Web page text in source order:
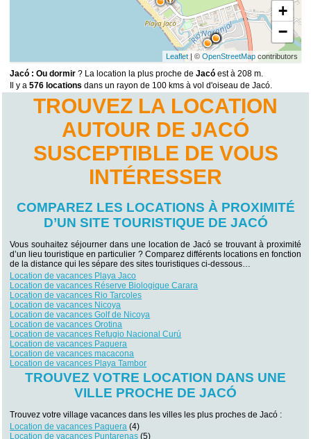
+
−
Leaflet| © OpenStreetMapcontributors
Jacó : Ou dormir ? La location la plus proche deJacó est à 208 m.
Il y a576 locations dans un rayon de 100 kms à vol d'oiseau de Jacó.
TROUVEZ LA LOCATION
AUTOUR DE JACÓ
SUSCEPTIBLE DE VOUS
INTÉRESSER
COMPAREZ LES LOCATIONS À PROXIMITÉ
D’UN SITE TOURISTIQUE DE JACÓ
Vous souhaitez séjourner dans une location de Jacó se trouvant à proximité
d’un lieu touristique en particulier ? Comparez différents locations en fonction
de la distance qui les sépare des sites touristiques ci-dessous…
Location de vacances Playa Jaco
Location de vacances Réserve Biologique Carara
Location de vacances Rio Tarcoles
Location de vacances Nicoya
Location de vacances Golf de Nicoya
Location de vacances Orotina
Location de vacances Refugio Nacional Curú
Location de vacances Paquera
Location de vacances macacona
Location de vacances Playa Tambor
TROUVEZ VOTRE LOCATION DANS UNE
VILLE PROCHE DE JACÓ
Trouvez votre village vacances dans les villes les plus proches de Jacó :
Location de vacances Paquera (4)
Location de vacances Puntarenas (5)